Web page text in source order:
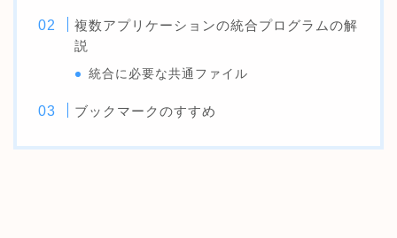
複数アプリケーションの統合プログラムの解
説
統合に必要な共通ファイル
ブックマークのすすめ